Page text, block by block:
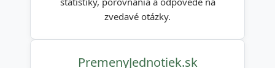
zvedavé otázky.
PremenyJednotiek.sk